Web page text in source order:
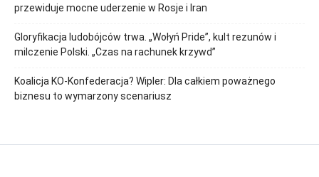
przewiduje mocne uderzenie w Rosje i Iran
Gloryfikacja ludobójców trwa. „Wołyń Pride”, kult rezunów i
milczenie Polski. „Czas na rachunek krzywd”
Koalicja KO-Konfederacja? Wipler: Dla całkiem poważnego
biznesu to wymarzony scenariusz